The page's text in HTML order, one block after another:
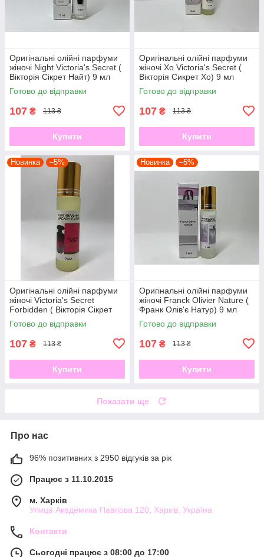
Оригінальні олійні парфуми
жіночі Night Victoria's Secret (
Вікторія Сікрет Найт) 9 мл
Готово до відправки
107 ₴ 113 ₴
Купити
Оригінальні олійні парфуми
жіночі Xo Victoria's Secret (
Вікторія Сикрет Хо) 9 мл
Готово до відправки
107 ₴ 113 ₴
Купити
Новинка –5%
Оригінальні олійні парфуми
жіночі Victoria's Secret
Forbidden ( Вікторія Сікрет
Форбіден)9 мл
Готово до відправки
107 ₴ 113 ₴
Купити
Новинка –5%
Оригінальні олійні парфуми
жіночі Franck Olivier Nature (
Франк Олів'є Натур) 9 мл
Готово до відправки
107 ₴ 113 ₴
Купити
Показати ще
Про нас
96% позитивних з 2950 відгуків за рік
Працює з 11.10.2015
м. Харків
Улица Академика Павлова 120, Харків, Україна
Контакти
Сьогодні працює з 08:00 до 17:00